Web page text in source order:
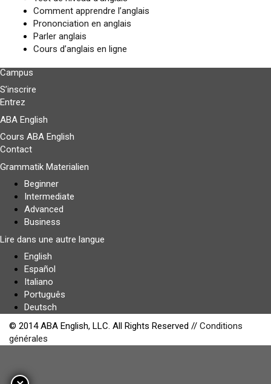
Comment apprendre l’anglais
Prononciation en anglais
Parler anglais
Cours d’anglais en ligne
Campus
S’inscrire
Entrez
ABA English
Cours ABA English
Contact
Grammatik Materialien
Beginner
Intermediate
Advanced
Business
Lire dans une autre langue
English
Español
Italiano
Português
Deutsch
© 2014 ABA English, LLC. All Rights Reserved // Conditions
générales